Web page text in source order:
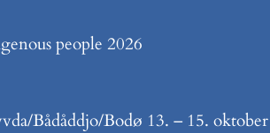
people 2026
Bådåddjo/Bodø 13. – 15.